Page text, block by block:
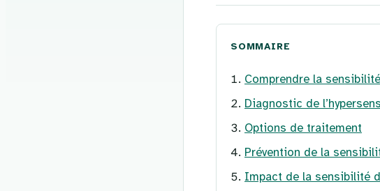
SOMMAIRE
Comprendre la
Diagnostic de
Options de traitement
Prévention de la
Impact de la sensibilité